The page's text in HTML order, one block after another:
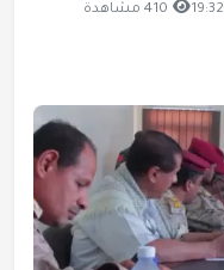
410 مشاهدة